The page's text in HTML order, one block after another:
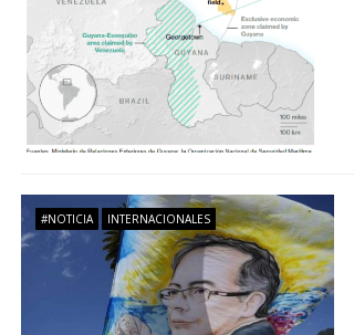
i
ó
d#NOTICIA INTERNACIONALES